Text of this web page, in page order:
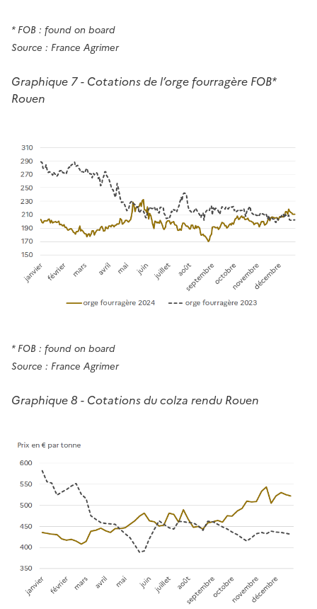
* FOB : found on board
Source : France Agrimer
Graphique 7 - Cotations de l’orge fourragère FOB*
Rouen
* FOB : found on board
Source : France Agrimer
Graphique 8 - Cotations du colza rendu Rouen